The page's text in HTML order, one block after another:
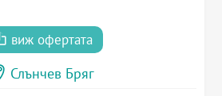
виж офертата
Слънчев Бряг